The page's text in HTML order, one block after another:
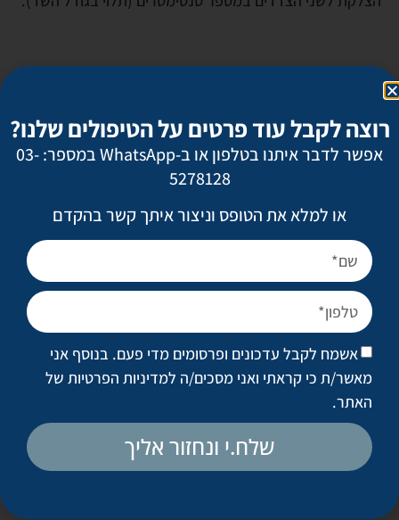
הסיבוכים בניתוח לתיקון גניקומסטיה אינם נפוצים וברובם
קלים. הם כוללים זיהום, דימום, בצקות למספר שבועות,
אסימטריה בין השדיים ותוצאה שאינה מספקת ומחייבת ניתוח
תהליך ההחלמה
ייתכן כאב מקומי העלול להמשך עד שבוע לאחר הניתוח.
ייתכנו שטפי דם באזור המנותח שיימשכו עד 10 ימים.
לאחר הניתוח יש ללבוש במשך שלושה עד שישה שבועות
מחוך דק במטרה להדק את העור בחזרה למקומו הטבעי.
רוצה לקבל עוד פרטים על הטיפולים שלנו?
אפשר לדבר איתנו בטלפון או ב-WhatsApp במספר: 03-
5278128
או למלא את הטופס וניצור איתך קשר בהקדם
אשמח לקבל עדכונים ופרסומים מדי פעם. בנוסף אני
מאשר/ת כי קראתי ואני מסכים/ה למדיניות הפרטיות של
האתר.
שלח.י ונחזור אליך